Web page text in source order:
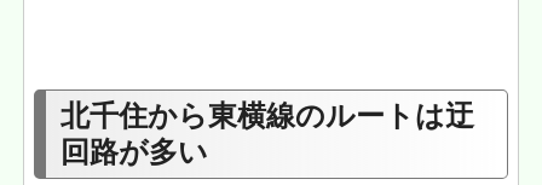
北千住から東横線のルートは迂
回路が多い